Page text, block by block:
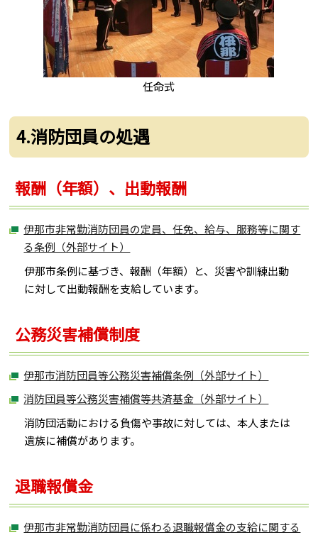
任命式
4.消防団員の処遇
報酬（年額）、出動報酬
伊那市非常勤消防団員の定員、任免、給与、服務等に関す
る条例（外部サイト）
伊那市条例に基づき、報酬（年額）と、災害や訓練出動
に対して出動報酬を支給しています。
公務災害補償制度
伊那市消防団員等公務災害補償条例（外部サイト）
消防団員等公務災害補償等共済基金（外部サイト）
消防団活動における負傷や事故に対しては、本人または
遺族に補償があります。
退職報償金
伊那市非常勤消防団員に係わる退職報償金の支給に関する